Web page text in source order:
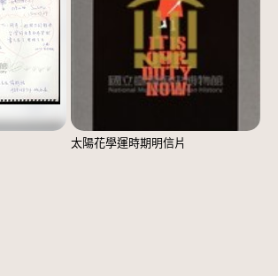
太陽花學運時期明信片